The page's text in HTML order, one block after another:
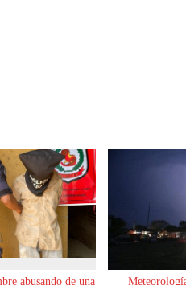
abusando de una